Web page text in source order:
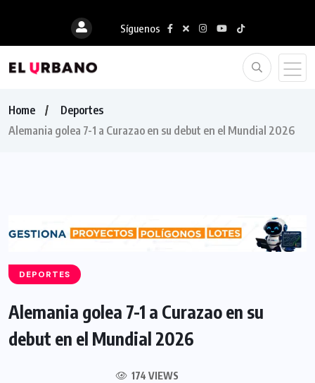
Síguenos
Home
Deportes
Alemania golea 7-1 a Curazao en su debut en el Mundial 2026
DEPORTES
Alemania golea 7-1 a Curazao en su
debut en el Mundial 2026
174 VIEWS